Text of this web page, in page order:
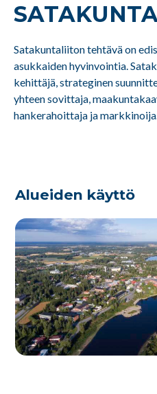
Satakuntaliiton tehtävä on
asukkaiden hyvinvointia.
kehittäjä, strateginen
yhteen sovittaja,
hankerahoittaja ja
Alueiden käyttö